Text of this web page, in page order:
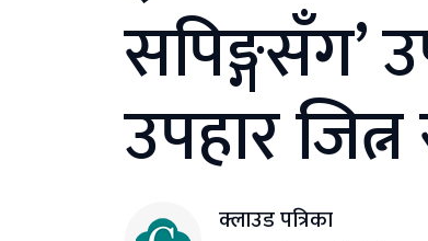
सपिङ्गसँग’
उपहार
क्लाउड पत्रिका